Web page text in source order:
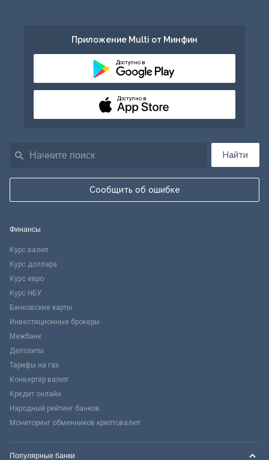
Найти
Сообщить об ошибке
Приложение Multi от Минфин
Доступно в
Доступно в
Финансы
Курс валют
Курс доллара
Курс евро
Курс НБУ
Банковские карты
Инвестиционные брокеры
Межбанк
Депозиты
Тарифы на газ
Конвертер валют
Кредит онлайн
Народный рейтинг банков
Мониторинг обменников криптовалют
Популярные банки